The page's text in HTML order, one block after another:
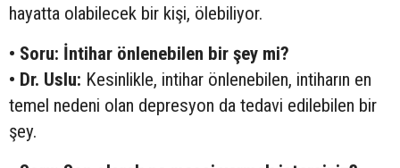
hayatta olabilecek bir kişi, ölebiliyor.
• Soru: İntihar önlenebilen bir şey mi?
• Dr. Uslu: Kesinlikle, intihar önlenebilen, intiharın en
temel nedeni olan depresyon da tedavi edilebilen bir
şey.